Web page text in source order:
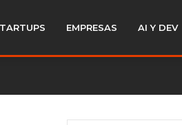
EMPRESAS AI Y DEV